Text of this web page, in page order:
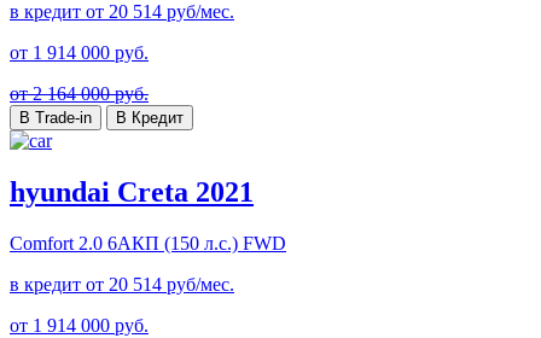
в кредит от 20 514 руб/мес.
от 1 914 000 руб.
от 2 164 000 руб.
В Trade-in В Кредит
hyundai Creta 2021
Comfort 2.0 6AКП (150 л.с.) FWD
в кредит от 20 514 руб/мес.
от 1 914 000 руб.